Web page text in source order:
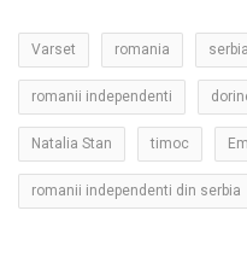
Varset romania serbia
romanii independenti
Natalia Stan timoc
romanii independenti din serbia